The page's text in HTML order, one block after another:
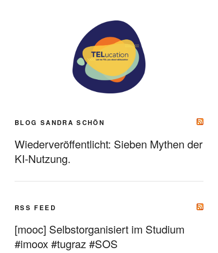
BLOG SANDRA SCHÖN
Wiederveröffentlicht: Sieben Mythen der
KI-Nutzung.
RSS FEED
[mooc] Selbstorganisiert im Studium
#imoox #tugraz #SOS